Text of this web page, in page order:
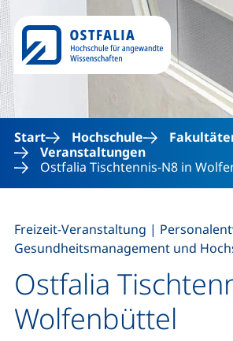
Direkt
Start Hochschule
Veranstaltungen
Ostfalia Tischtennis-N8 in
Ostfalia
Wolfenbüttel
Freizeit-Veranstaltung |
Gesundheitsmanagement und